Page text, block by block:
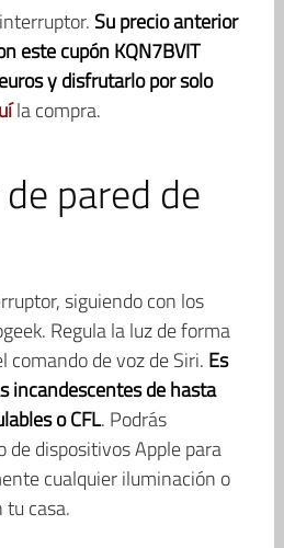
Su precio anterior
este cupón KQN7BVIT
y disfrutarlo por solo
la compra.
pared de
siguiendo con los
Regula la luz de forma
comando de voz de Siri. Es
incandescentes de hasta
o CFL. Podrás
de dispositivos Apple para
cualquier iluminación o
tu casa.